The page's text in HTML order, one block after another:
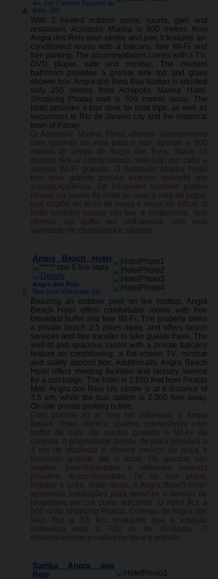
Av. Jair Carneiro Toscano de
Brito, 500
With 2 heated outdoor pools, sauna, gym and
restaurant, Acrópolis Marina is 800 metres from
Angra dos Reis town centre and pier. It features air-
conditioned rooms with a balcony, free Wi-Fi and
free parking. The accommodation comes with a TV,
DVD player, safe and minibar. The modern
bathroom provides a granite sink top and glass
shower box. Angra dos Reis Bus Station is situated
only 150 metres from Acrópolis Marina Hotel.
Shopping Piratas mall is 500 metres away. The
hotel provides a tour desk for boat trips, as well as
excursions to Rio de Janeiro city and the historical
town of Paraty
O Acropolis Marina Hotel oferece apartamentos
com varanda ou vista para o mar, apenas a 800
metros do centro de Angra dos Reis. Todos os
quartos têm ar condicionado, televisão por cabo e
acesso Wi-Fi gratuito. O Acropolis Marina Hotel
tem uma grande piscina exterior, rodeada por
espreguiçadeiras. Os hóspedes também podem
relaxar na sauna do hotel ou usar a sala de jogos,
que dispõe de ténis de mesa e mesa de bilhar. O
hotel também possui um bar e restaurante, que
oferece um buffet em self-service com uma
variedade de charcutaria e saladas.
Angra Beach Hotel
Angra dos Reis:
Rua Jose Watanabe 111
Boasting an outdoor pool on the rooftop, Angra
Beach Hotel offers comfortable rooms with free
breakfast buffet and free Wi-Fi. The property owns
a private beach 2.5 miles away, and offers beach
services and free transfer to take guests there. The
well-lit and spacious rooms with a private balcony
feature air conditioning, a flat-screen TV, minibar
and safety deposit box. Additionally, Angra Beach
Hotel offers meeting facilities and laundry service
for a surcharge. The hotel is 2,650 feet from Piratas
Mall. Angra dos Reis city centre is at a distance of
3.5 km, while the bus station is 2,300 feet away.
On-site private parking is free.
Com piscina ao ar livre na cobertura, o Angra
Beach Hotel oferece quartos confortáveis ​​com
buffet de café da manhã gratuito e Wi-Fi de
cortesia. A propriedade dispõe de praia privativa a
4 km de distância e oferece serviço de praia e
translado gratuito até o local. Os quartos são
amplos, bem-iluminados e oferecem varanda
privativa, ar-condicionado, TV de tela plana,
frigobar e cofre. Além disso, o Angra Beach Hotel
apresenta instalações para reuniões e serviço de
lavandaria por um custo adicional. O hotel fica a
800 m do Shopping Piratas. O centro de Angra dos
Reis fica a 3,5 km, enquanto que a estação
rodoviária está a 700 m de distância. O
estacionamento privativo no local é gratuito.
Samba Angra dos
Reis